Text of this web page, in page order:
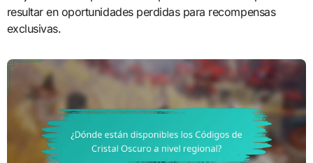
resultar en oportunidades perdidas para recompensas
exclusivas.